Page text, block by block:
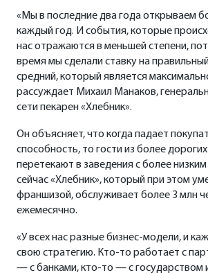
«Мы в последние два года открываем
каждый год. И события, которые
нас отражаются в меньшей степени,
время мы сделали ставку на
средний, который является
рассуждает Михаил Манаков,
сети пекарен «Хлебник».
Он объясняет, что когда падает
способность, то гости из более
перетекают в заведения с более
сейчас «Хлебник», который при этом
франшизой, обслуживает более 3 млн
ежемесячно.
«У всех нас разные бизнес-модели, и
свою стратегию. Кто-то работает с
— с банками, кто-то — с государством